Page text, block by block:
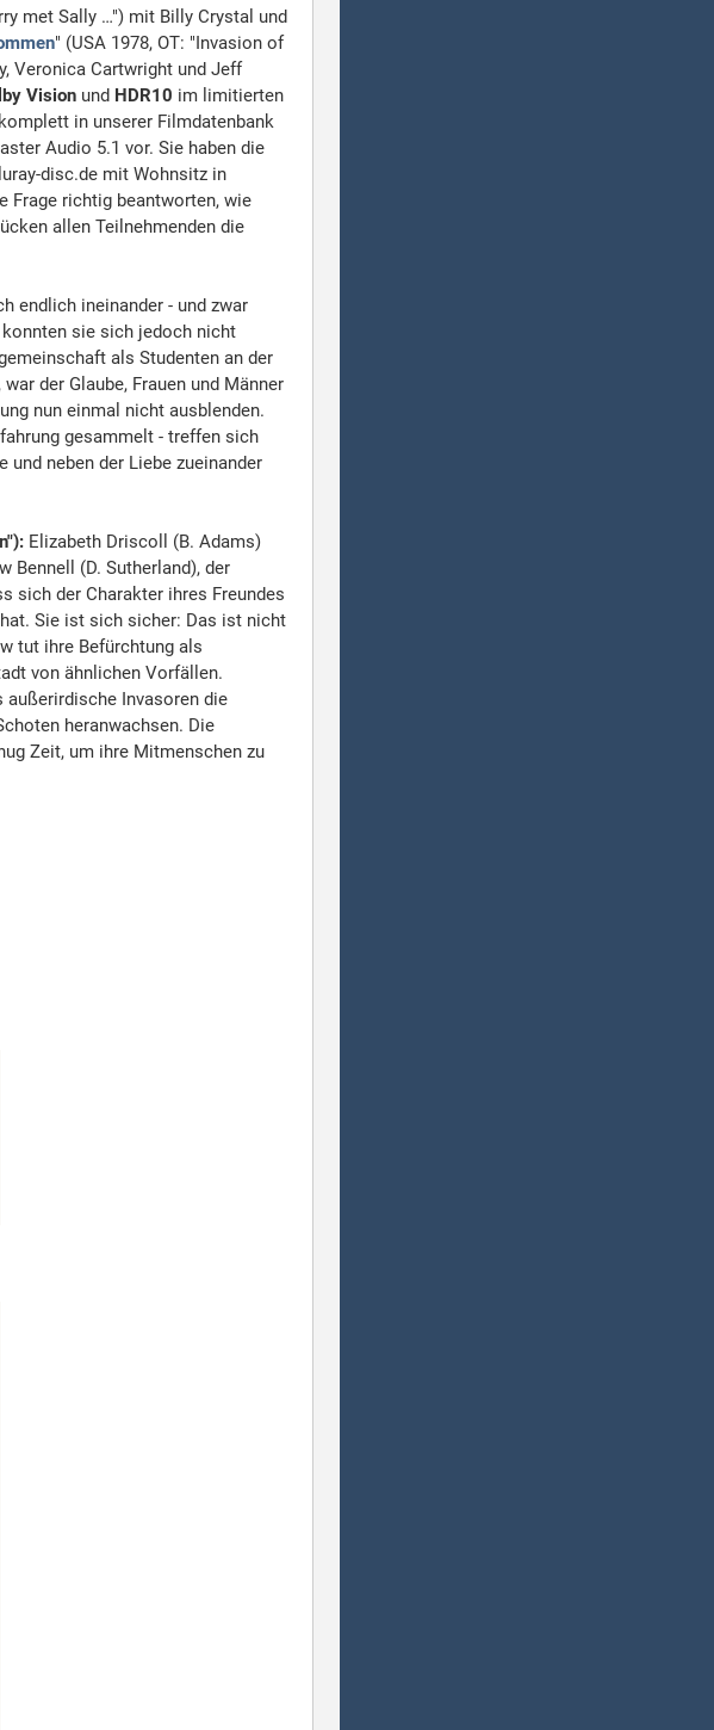
met Sally …") mit Billy Crystal und
" (USA 1978, OT: "Invasion of
Veronica Cartwright und Jeff
Vision und HDR10 im limitierten
in unserer Filmdatenbank
Audio 5.1 vor. Sie haben die
disc.de mit Wohnsitz in
Frage richtig beantworten, wie
allen Teilnehmenden die
endlich ineinander - und zwar
sie sich jedoch nicht
als Studenten an der
der Glaube, Frauen und Männer
nun einmal nicht ausblenden.
gesammelt - treffen sich
und neben der Liebe zueinander
Elizabeth Driscoll (B. Adams)
Bennell (D. Sutherland), der
sich der Charakter ihres Freundes
Sie ist sich sicher: Das ist nicht
tut ihre Befürchtung als
von ähnlichen Vorfällen.
außerirdische Invasoren die
heranwachsen. Die
Zeit, um ihre Mitmenschen zu